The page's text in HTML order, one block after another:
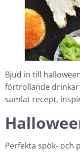
Bjud in till
förtrollande drinkar
samlat recept,
Perfekta spök- och